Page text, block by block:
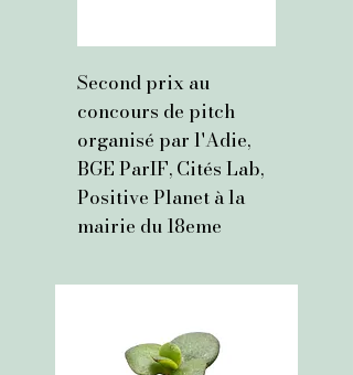
Second prix au
concours de pitch
organisé par l'Adie,
BGE ParIF, Cités Lab,
Positive Planet à la
mairie du 18eme